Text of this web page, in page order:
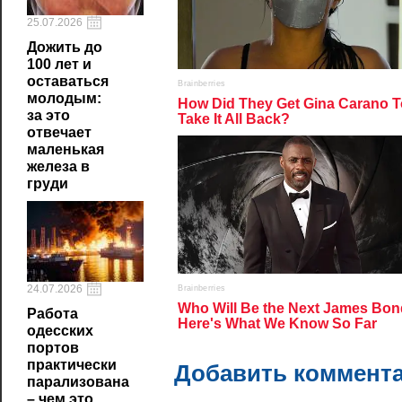
25.07.2026
Дожить до
100 лет и
оставаться
молодым:
за это
отвечает
маленькая
железа в
груди
24.07.2026
Работа
одесских
портов
практически
парализована
– чем это
Добавить